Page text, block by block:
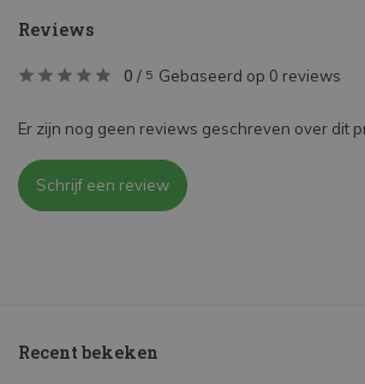
Reviews
0 / 5 Gebaseerd op 0 reviews
Er zijn nog geen reviews geschreven over dit
Schrijf een review
Recent bekeken